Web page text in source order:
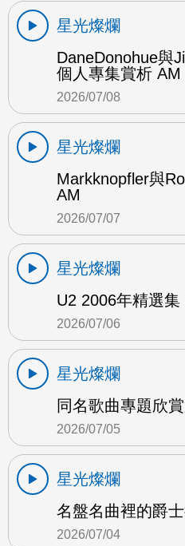
星光燦爛
DaneDonohue與
個人專集賞析 AM
2026/07/08
星光燦爛
Markknopfler與
AM
2026/07/07
星光燦爛
U2 2006年精選集
2026/07/06
星光燦爛
同名歌曲專題欣
2026/07/05
星光燦爛
名盤名曲裡的爵
2026/07/04